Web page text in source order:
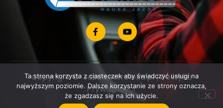
Copyright © Jazda.ostroleka.pl |Polityka
Prywatności
Ta strona korzysta z ciasteczek aby świadczyć usługi na
najwyższym poziomie. Dalsze korzystanie ze strony oznacza,
że zgadzasz się na ich użycie.